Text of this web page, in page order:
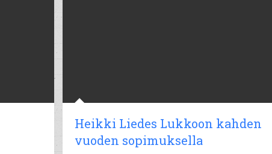
Heikki Liedes Lukkoon kahden
vuoden sopimuksella